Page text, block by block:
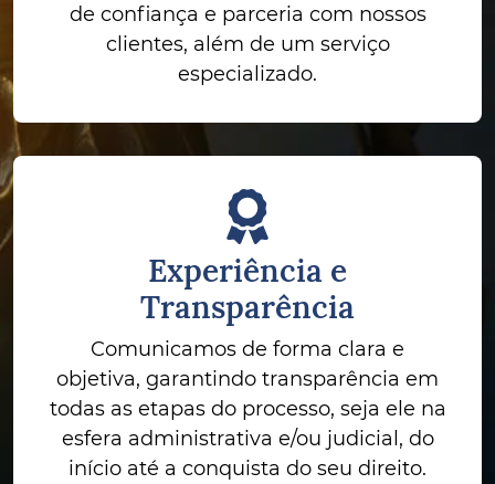
de confiança e parceria com nossos
clientes, além de um serviço
especializado.
Experiência e
Transparência
Comunicamos de forma clara e
objetiva, garantindo transparência em
todas as etapas do processo, seja ele na
esfera administrativa e/ou judicial, do
início até a conquista do seu direito.